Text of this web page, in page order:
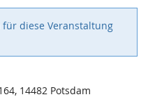
diese Veranstaltung
14482 Potsdam